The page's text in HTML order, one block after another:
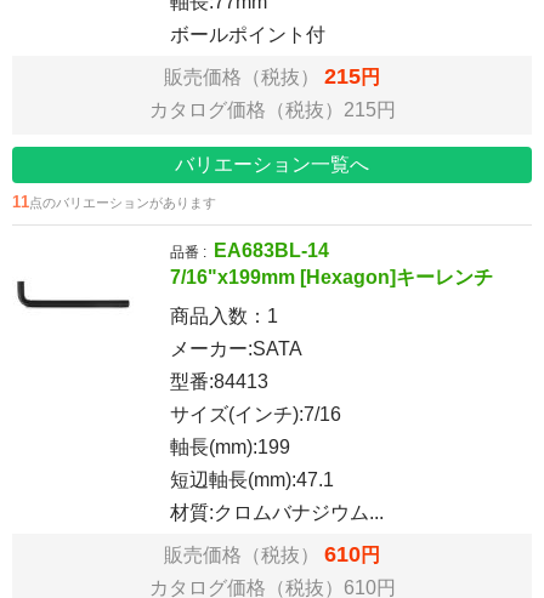
ボールポイント付
販売価格（税抜） 215円
カタログ価格（税抜）215円
バリエーション一覧へ
11点のバリエーションがあります
品番 :
EA683BL-14
7/16"x199mm [Hexagon]キーレンチ
商品入数： 1
メーカー:SATA
型番:84413
サイズ(インチ):7/16
軸長(mm):199
短辺軸長(mm):47.1
材質:クロムバナジウム...
販売価格（税抜） 610円
カタログ価格（税抜）610円